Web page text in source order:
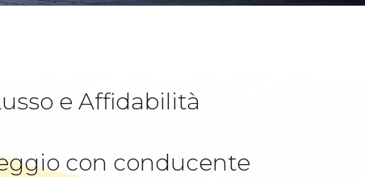
e Affidabilità
con conducente